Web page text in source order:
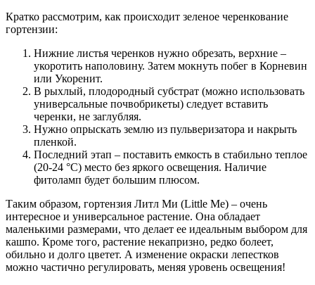
Кратко рассмотрим, как происходит зеленое черенкование
гортензии:
Нижние листья черенков нужно обрезать, верхние –
укоротить наполовину. Затем мокнуть побег в Корневин
или Укоренит.
В рыхлый, плодородный субстрат (можно использовать
универсальные почвобрикеты) следует вставить
черенки, не заглубляя.
Нужно опрыскать землю из пульверизатора и накрыть
пленкой.
Последний этап – поставить емкость в стабильно теплое
(20-24 °C) место без яркого освещения. Наличие
фитоламп будет большим плюсом.
Таким образом, гортензия Литл Ми (Little Me) – очень
интересное и универсальное растение. Она обладает
маленькими размерами, что делает ее идеальным выбором для
кашпо. Кроме того, растение некапризно, редко болеет,
обильно и долго цветет. А изменение окраски лепестков
можно частично регулировать, меняя уровень освещения!